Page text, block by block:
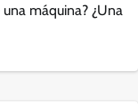
máquina? ¿Una